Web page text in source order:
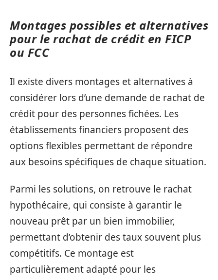
Montages possibles et alternatives
pour le rachat de crédit en FICP
ou FCC
Il existe divers montages et alternatives à
considérer lors d’une demande de rachat de
crédit pour des personnes fichées. Les
établissements financiers proposent des
options flexibles permettant de répondre
aux besoins spécifiques de chaque situation.
Parmi les solutions, on retrouve le rachat
hypothécaire, qui consiste à garantir le
nouveau prêt par un bien immobilier,
permettant d’obtenir des taux souvent plus
compétitifs. Ce montage est
particulièrement adapté pour les